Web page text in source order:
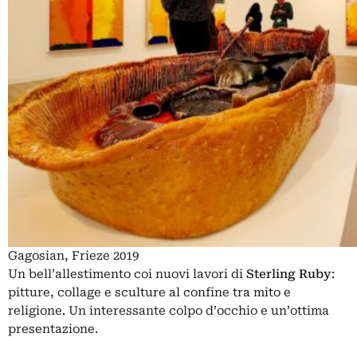
Gagosian, Frieze 2019
Un bell’allestimento coi nuovi lavori di Sterling Ruby:
pitture, collage e sculture al confine tra mito e
religione. Un interessante colpo d’occhio e un’ottima
presentazione.